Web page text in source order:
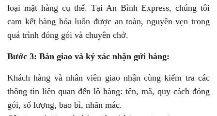
loại mặt hàng cụ thể. Tại An Bình Express, chúng tôi
cam kết hàng hóa luôn được an toàn, nguyên vẹn trong
quá trình đóng gói và chuyên chở.
Bước 3: Bàn giao và ký xác nhận gửi hàng:
Khách hàng và nhân viên giao nhận cùng kiểm tra các
thông tin liên quan đến lô hàng: tên, mã, quy cách đóng
gói, số lượng, bao bì, nhãn mác.